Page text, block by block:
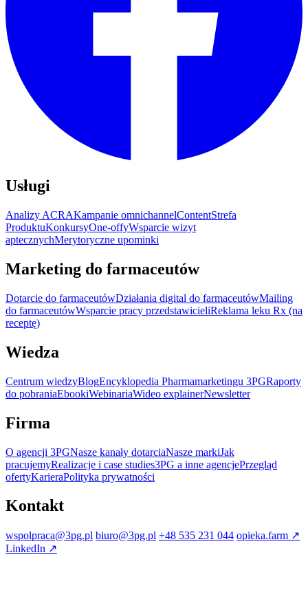
Usługi
Analizy ACRAKampanie omnichannelContentStrefa
ProduktuKonkursyOne-offyWsparcie wizyt
aptecznychMerytoryczne upominki
Marketing do farmaceutów
Dotarcie do farmaceutówDziałania digital do farmaceutówMailing
do farmaceutówWsparcie pracy przedstawicieliReklama leku Rx (na
receptę)
Wiedza
Centrum wiedzyBlogEncyklopedia Pharmamarketingu 3PGRaporty
do pobraniaEbookiWebinariaWideo explainerNewsletter
Firma
O agencji 3PGNasze kanały dotarciaNasze markiJak
pracujemyRealizacje i case studies3PG a inne agencjePrzegląd
ofertyKarieraPolityka prywatności
Kontakt
wspolpraca@3pg.pl biuro@3pg.pl +48 535 231 044 opieka.farm ↗
LinkedIn ↗